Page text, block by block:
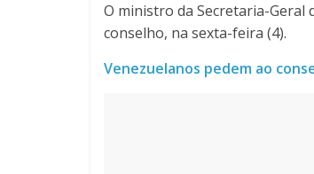
O ministro da Secretaria-Geral
conselho, na sexta-feira (4).
Venezuelanos pedem ao